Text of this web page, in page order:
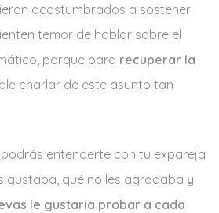
acostumbrados a sostener
temor de hablar sobre el
porque para recuperar la
charlar de este asunto tan
entenderte con tu expareja
gustaba, qué no les agradaba y
le gustaría probar a cada